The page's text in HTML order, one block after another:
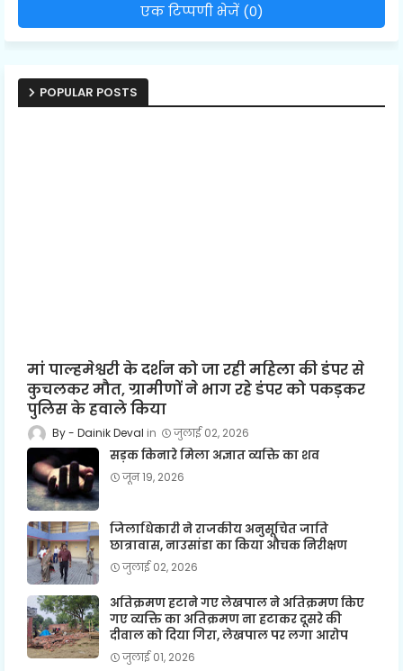
एक टिप्पणी भेजें (0)
POPULAR POSTS
मां पाल्हमेश्वरी के दर्शन को जा रही महिला की डंपर से
कुचलकर मौत, ग्रामीणों ने भाग रहे डंपर को पकड़कर
पुलिस के हवाले किया
Dainik Deval जुलाई 02, 2026
सड़क किनारे मिला अज्ञात व्यक्ति का शव
जून 19, 2026
जिलाधिकारी ने राजकीय अनुसूचित जाति
छात्रावास, नाउसांडा का किया औचक निरीक्षण
जुलाई 02, 2026
अतिक्रमण हटाने गए लेखपाल ने अतिक्रमण किए
गए व्यक्ति का अतिक्रमण ना हटाकर दूसरे की
दीवाल को दिया गिरा, लेखपाल पर लगा आरोप
जुलाई 01, 2026